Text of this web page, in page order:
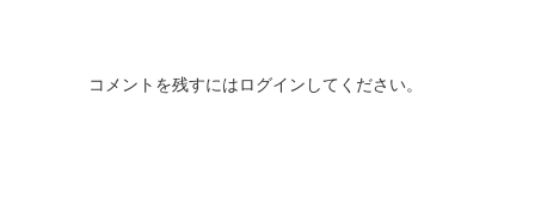
コメントを残すにはログインしてください。